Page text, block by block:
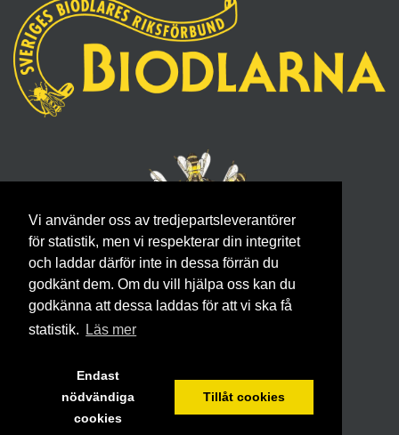
Vi använder oss av tredjepartsleverantörer
för statistik, men vi respekterar din integritet
och laddar därför inte in dessa förrän du
godkänt dem. Om du vill hjälpa oss kan du
godkänna att dessa laddas för att vi ska få
statistik.
Läs mer
Endast
nödvändiga
cookies
Tillåt cookies
ÖSTERÅKERS BIODLARFÖRENING